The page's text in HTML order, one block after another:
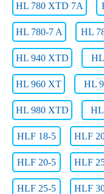
HL 780 XTD 7A
HL 780-7 A HL
HL 940 XTD
HL 960 XT HL
HL 980 XTD
HLF 18-5 HLF
HLF 20-5 HLF
HLF 25-5 HLF